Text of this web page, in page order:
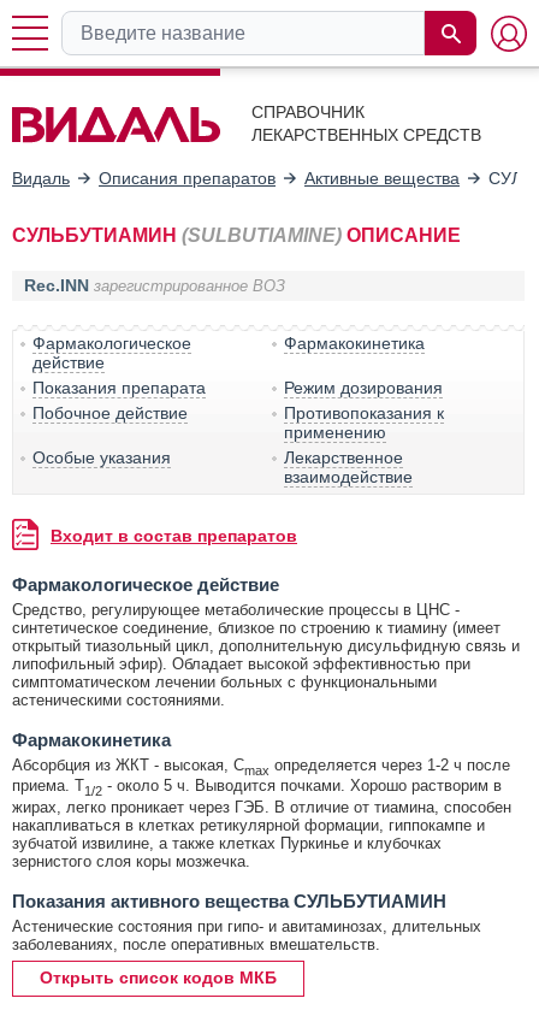
СПРАВОЧНИК
ЛЕКАРСТВЕННЫХ СРЕДСТВ
Видаль Описания препаратов Активные вещества
СУЛЬБУТИАМИН (SULBUTIAMINE) ОПИСАНИЕ
Rec.INN зарегистрированное ВОЗ
Фармакологическое
действие
Фармакокинетика
Показания препарата
Режим дозирования
Побочное действие
Противопоказания к
применению
Особые указания
Лекарственное
взаимодействие
Входит в состав препаратов
Фармакологическое действие
Средство, регулирующее метаболические процессы в ЦНС -
синтетическое соединение, близкое по строению к тиамину (имеет
открытый тиазольный цикл, дополнительную дисульфидную связь и
липофильный эфир). Обладает высокой эффективностью при
симптоматическом лечении больных с функциональными
астеническими состояниями.
Фармакокинетика
Абсорбция из ЖКТ - высокая, Cmax определяется через 1-2 ч после
приема. T1/2 - около 5 ч. Выводится почками. Хорошо растворим в
жирах, легко проникает через ГЭБ. В отличие от тиамина, способен
накапливаться в клетках ретикулярной формации, гиппокампе и
зубчатой извилине, а также клетках Пуркинье и клубочках
зернистого слоя коры мозжечка.
Показания активного вещества СУЛЬБУТИАМИН
Астенические состояния при гипо- и авитаминозах, длительных
заболеваниях, после оперативных вмешательств.
Открыть список кодов МКБ